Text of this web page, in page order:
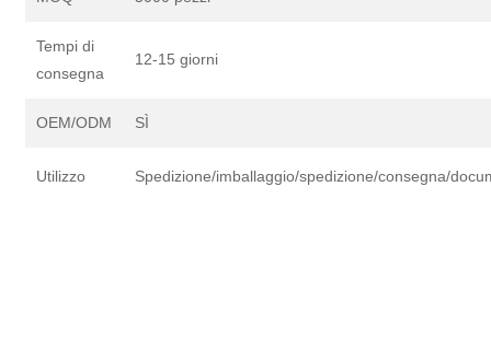
Tempi di
consegna
12-15 giorni
OEM/ODM SÌ
Utilizzo Spedizione/imballaggio/spedizione/consegna/